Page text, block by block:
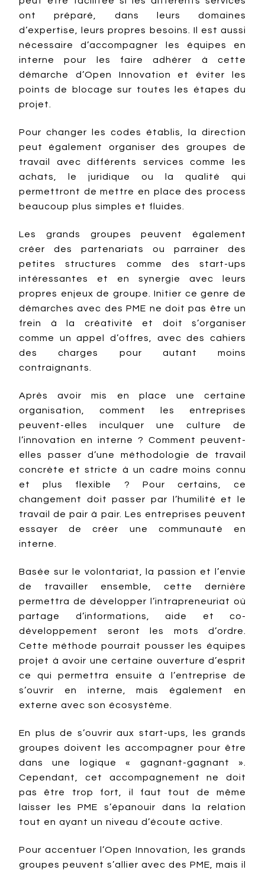
ont préparé, dans leurs domaines
d’expertise, leurs propres besoins. Il est aussi
nécessaire d’accompagner les équipes en
interne pour les faire adhérer à cette
démarche d’Open Innovation et éviter les
points de blocage sur toutes les étapes du
projet.
Pour changer les codes établis, la direction
peut également organiser des groupes de
travail avec différents services comme les
achats, le juridique ou la qualité qui
permettront de mettre en place des process
beaucoup plus simples et fluides.
Les grands groupes peuvent également
créer des partenariats ou parrainer des
petites structures comme des start-ups
intéressantes et en synergie avec leurs
propres enjeux de groupe. Initier ce genre de
démarches avec des PME ne doit pas être un
frein à la créativité et doit s’organiser
comme un appel d’offres, avec des cahiers
des charges pour autant moins
contraignants.
Après avoir mis en place une certaine
organisation, comment les entreprises
peuvent-elles inculquer une culture de
l’innovation en interne ? Comment peuvent-
elles passer d’une méthodologie de travail
concrète et stricte à un cadre moins connu
et plus flexible ? Pour certains, ce
changement doit passer par l’humilité et le
travail de pair à pair. Les entreprises peuvent
essayer de créer une communauté en
interne.
Basée sur le volontariat, la passion et l’envie
de travailler ensemble, cette dernière
permettra de développer l’intrapreneuriat où
partage d’informations, aide et co-
développement seront les mots d’ordre.
Cette méthode pourrait pousser les équipes
projet à avoir une certaine ouverture d’esprit
ce qui permettra ensuite à l’entreprise de
s’ouvrir en interne, mais également en
externe avec son écosystème.
En plus de s’ouvrir aux start-ups, les grands
groupes doivent les accompagner pour être
dans une logique « gagnant-gagnant ».
Cependant, cet accompagnement ne doit
pas être trop fort, il faut tout de même
laisser les PME s’épanouir dans la relation
tout en ayant un niveau d’écoute active.
Pour accentuer l’Open Innovation, les grands
groupes peuvent s’allier avec des PME, mais il